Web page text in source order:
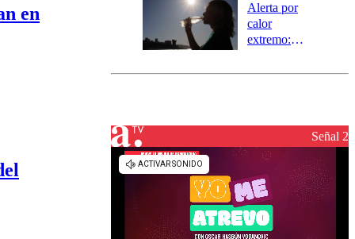
en
Alerta por
calor
extremo:
activa Alerta
Señal 2